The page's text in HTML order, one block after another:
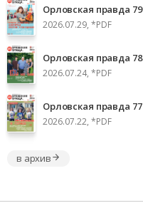
Орловская правда 79
2026.07.29, *PDF
Орловская правда 78
2026.07.24, *PDF
Орловская правда 77
2026.07.22, *PDF
в архив